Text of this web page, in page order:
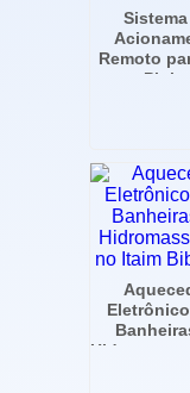
Remoto
em